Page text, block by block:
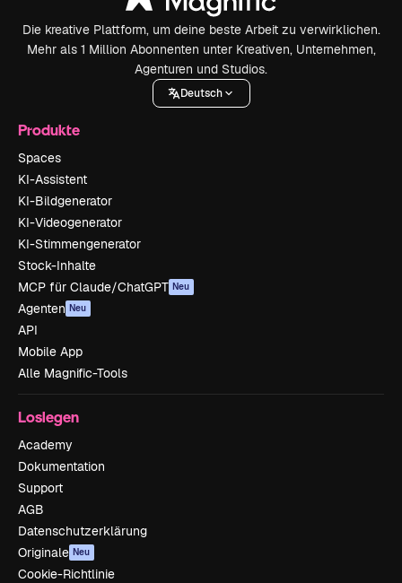
Die kreative Plattform, um deine beste Arbeit zu verwirklichen.
Mehr als 1 Million Abonnenten unter Kreativen, Unternehmen,
Agenturen und Studios.
Deutsch
Produkte
Spaces
KI-Assistent
KI-Bildgenerator
KI-Videogenerator
KI-Stimmengenerator
Stock-Inhalte
MCP für Claude/ChatGPT Neu
Agenten Neu
API
Mobile App
Alle Magnific-Tools
Loslegen
Academy
Dokumentation
Support
AGB
Datenschutzerklärung
Originale Neu
Cookie-Richtlinie